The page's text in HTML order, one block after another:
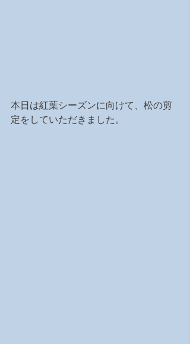
本日は紅葉シーズンに向けて、松の剪
定をしていただきました。